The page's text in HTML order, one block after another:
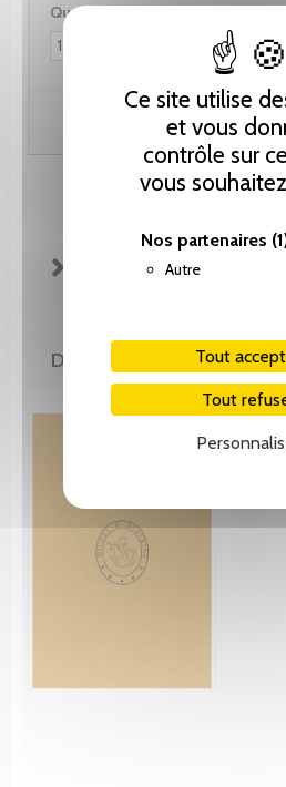
Ce site utilise
et vous
contrôle sur
vous
Nos partenaires
Autre
Tout
Tout
Quantité :
Ajouter au
FICHE TECHNIQUE
DE MÊME AUTEUR(E)